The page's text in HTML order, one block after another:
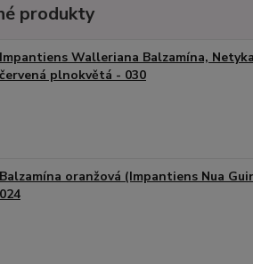
produkty
Walleriana Balzamína,
plnokvětá - 030
oranžová (Impantiens Nua